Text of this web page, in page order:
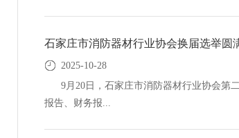
石家庄市消防器材行业协会换届选举圆
2025-10-28
9月20日，石家庄市消防器材行业协会第
报告、财务报...